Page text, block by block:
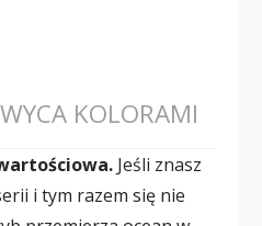
KOLORAMI
Jeśli znasz
i tym razem się nie